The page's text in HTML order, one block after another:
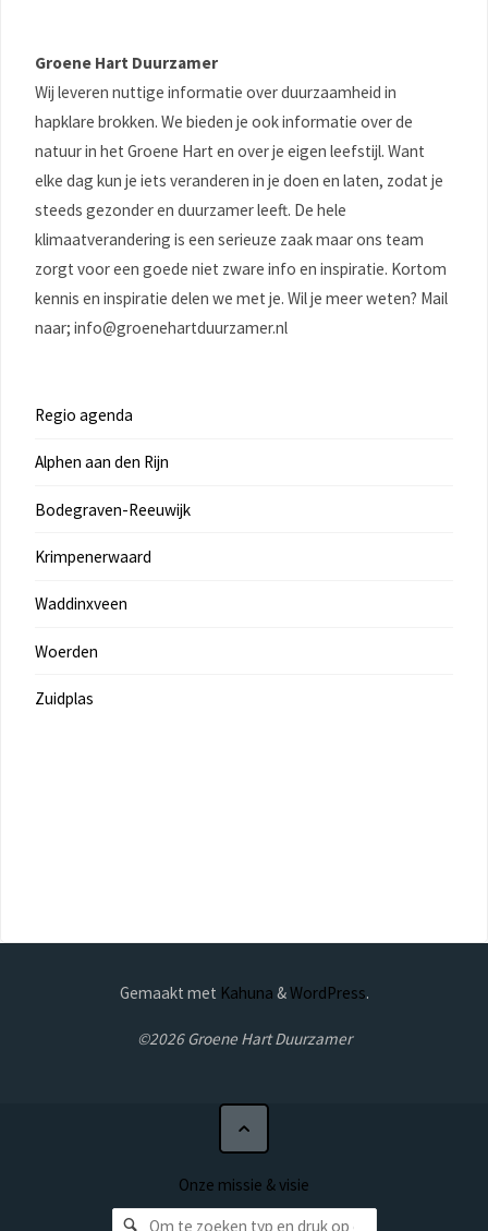
Groene Hart Duurzamer
Wij leveren nuttige informatie over duurzaamheid in
hapklare brokken. We bieden je ook informatie over de
natuur in het Groene Hart en over je eigen leefstijl. Want
elke dag kun je iets veranderen in je doen en laten, zodat je
steeds gezonder en duurzamer leeft. De hele
klimaatverandering is een serieuze zaak maar ons team
zorgt voor een goede niet zware info en inspiratie. Kortom
kennis en inspiratie delen we met je. Wil je meer weten? Mail
naar; info@groenehartduurzamer.nl
Regio agenda
Alphen aan den Rijn
Bodegraven-Reeuwijk
Krimpenerwaard
Waddinxveen
Woerden
Zuidplas
Gemaakt met Kahuna &WordPress.
©2026 Groene Hart Duurzamer
Onze missie & visie